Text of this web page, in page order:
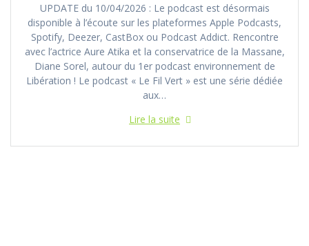
UPDATE du 10/04/2026 : Le podcast est désormais
disponible à l’écoute sur les plateformes Apple Podcasts,
Spotify, Deezer, CastBox ou Podcast Addict. Rencontre
avec l’actrice Aure Atika et la conservatrice de la Massane,
Diane Sorel, autour du 1er podcast environnement de
Libération ! Le podcast « Le Fil Vert » est une série dédiée
aux…
Lire la suite